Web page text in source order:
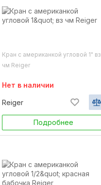
Кран с американкой угловой 1" вз
чм Reiger
Нет в наличии
Reiger
Подробнее